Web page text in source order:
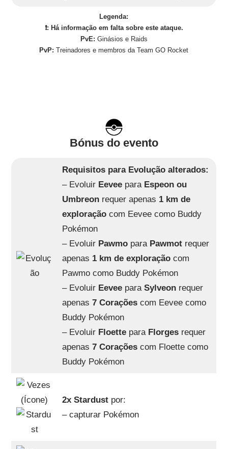
Legenda:
❗: Há informação em falta sobre este ataque.
PvE: Ginásios e Raids
PvP: Treinadores e membros da Team GO Rocket
Bónus do evento
Requisitos para Evolução alterados:
– Evoluir Eevee para Espeon ou
Umbreonrequer apenas 1 km de
exploraçãocom Eevee como Buddy
Pokémon
– Evoluir Pawmo para Pawmot requer
apenas 1 km de exploraçãocom
Pawmo como Buddy Pokémon
– Evoluir Eevee para Sylveon requer
apenas 7 Coraçõescom Eevee como
Buddy Pokémon
– Evoluir Floettepara Florges requer
apenas 7 Coraçõescom Floette como
Buddy Pokémon
2x Stardust por:
– capturar Pokémon